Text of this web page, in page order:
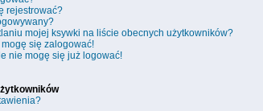
rejestrować?
mojej ksywki na liście obecnych użytkowników?
się zalogować!
nie mogę się już logować!